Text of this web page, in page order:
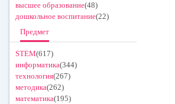
высшее образование(48)
дошкольное воспитание(22)
Предмет
STEM(617)
информатика(344)
технология(267)
методика(262)
математика(195)